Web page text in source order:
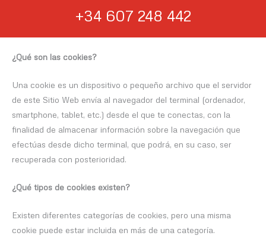
+34 607 248 442
¿Qué son las cookies?
Una cookie es un dispositivo o pequeño archivo que el servidor
de este Sitio Web envía al navegador del terminal (ordenador,
smartphone, tablet, etc.) desde el que te conectas, con la
finalidad de almacenar información sobre la navegación que
efectúas desde dicho terminal, que podrá, en su caso, ser
recuperada con posterioridad.
¿Qué tipos de cookies existen?
Existen diferentes categorías de cookies, pero una misma
cookie puede estar incluida en más de una categoría.